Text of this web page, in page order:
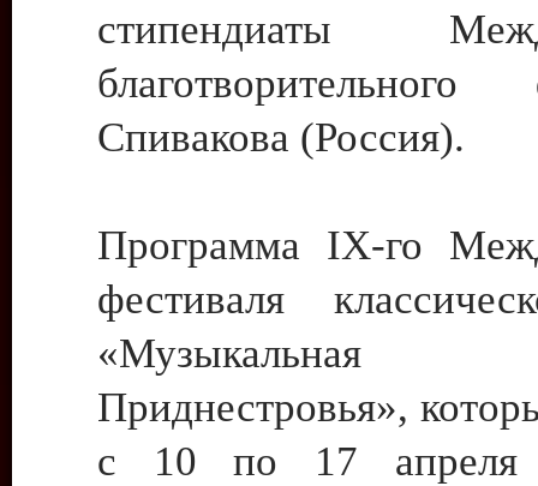
стипендиаты
Спивакова (Россия).
Программа IX-го
фестиваля
Приднестровья»,
с 10 по 17 апреля